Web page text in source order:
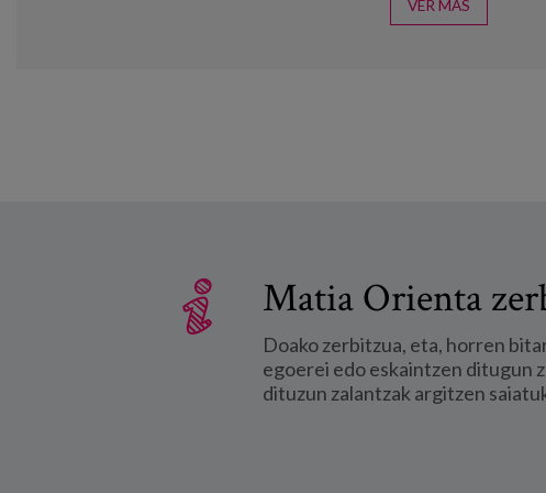
VER MÁS
Matia Orienta
Doako zerbitzua, eta, horren
egoerei edo eskaintzen ditugun
dituzun zalantzak argitzen